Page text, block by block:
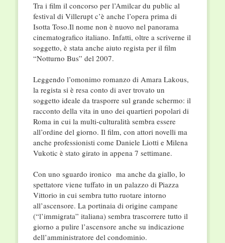
Tra i film il concorso per l’Amilcar du public al
festival di Villerupt c’è anche l’opera prima di
Isotta Toso.Il nome non è nuovo nel panorama
cinematografico italiano. Infatti, oltre a scriverne il
soggetto, è stata anche aiuto regista per il film
“Notturno Bus” del 2007.
Leggendo l’omonimo romanzo di Amara Lakous,
la regista si è resa conto di aver trovato un
soggetto ideale da trasporre sul grande schermo: il
racconto della vita in uno dei quartieri popolari di
Roma in cui la multi-culturalità sembra essere
all’ordine del giorno. Il film, con attori novelli ma
anche professionisti come Daniele Liotti e Milena
Vukotic è stato girato in appena 7 settimane.
Con uno sguardo ironico ma anche da giallo, lo
spettatore viene tuffato in un palazzo di Piazza
Vittorio in cui sembra tutto ruotare intorno
all’ascensore. La portinaia di origine campane
(“l’immigrata” italiana) sembra trascorrere tutto il
giorno a pulire l’ascensore anche su indicazione
dell’amministratore del condominio.